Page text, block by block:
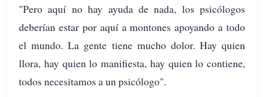
"Pero aquí no hay ayuda de nada, los psicólogos
deberían estar por aquí a montones apoyando a todo
el mundo. La gente tiene mucho dolor. Hay quien
llora, hay quien lo manifiesta, hay quien lo contiene,
todos necesitamos a un psicólogo".